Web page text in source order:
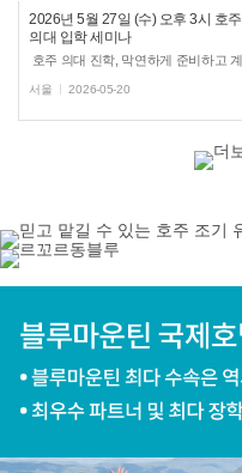
2026년 5월 27일 (수) 오후 3시 호주
의대 입학 세미나
서울 2026-05-20